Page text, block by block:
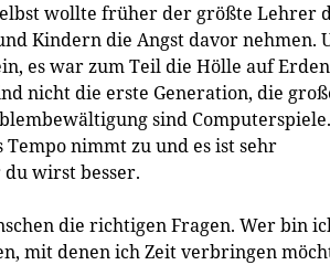
wollte früher der größte Lehrer
Kindern die Angst davor nehmen.
es war zum Teil die Hölle auf
nicht die erste Generation, die
sind Computerspiele.
nimmt zu und es ist sehr
wirst besser.
die richtigen Fragen. Wer bin
mit denen ich Zeit verbringen